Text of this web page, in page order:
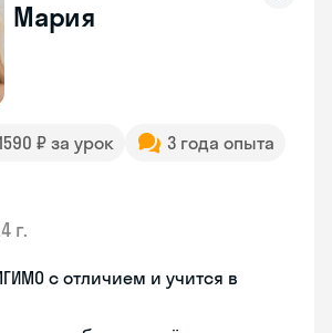
Мария
₽ за урок
3 года опыта
г.
с отличием и учится в